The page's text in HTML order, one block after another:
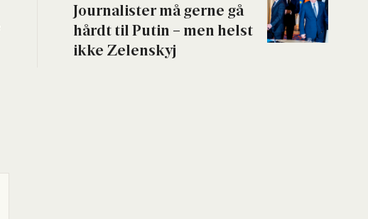
Jour­na­li­ster må ger­ne gå
hårdt til Putin – men helst
ikke Zelen­skyj